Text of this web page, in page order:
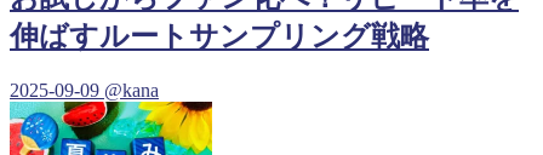
伸ばすルートサンプリング戦略
2025-09-09 @kana